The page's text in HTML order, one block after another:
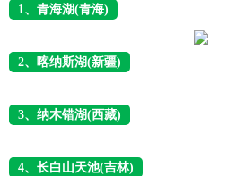
1、青海湖(青海)
2、喀纳斯湖(新疆)
3、纳木错湖(西藏)
4、长白山天池(吉林)